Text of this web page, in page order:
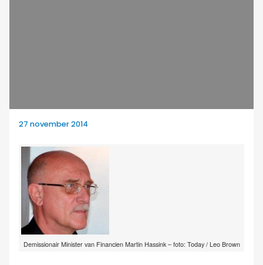
27 november 2014
Demissionair Minister van Financien Martin Hassink – foto: Today / Leo Brown